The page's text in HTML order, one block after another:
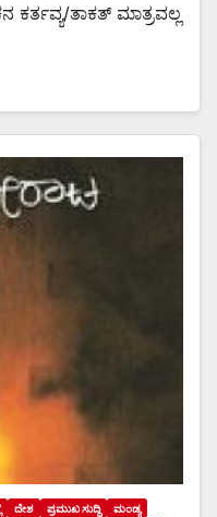
ಕರ್ತವ್ಯ/ತಾಕತ್ ಮಾತ್ರವಲ್ಲ
ದೇಶ ಪ್ರಮುಖ ಸುದ್ದಿ
ಮಂಡ್ಯ